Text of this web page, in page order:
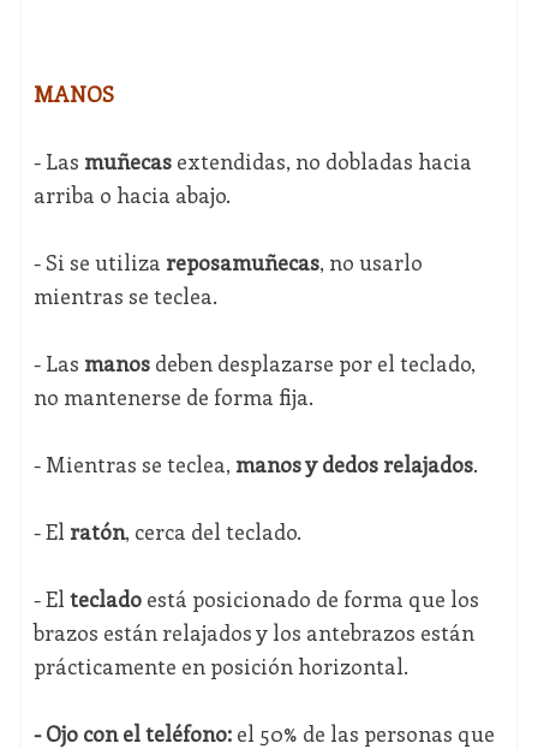
MANOS
- Las muñecasextendidas, no dobladas hacia
arriba o hacia abajo.
- Si se utiliza reposamuñecas, no usarlo
mientras se teclea.
- Las manosdeben desplazarse por el teclado,
no mantenerse de forma fija.
- Mientras se teclea, manos y dedos relajados.
- El ratón, cerca del teclado.
- El tecladoestá posicionado de forma que los
brazos están relajados y los antebrazos están
prácticamente en posición horizontal.
- Ojo con el teléfono:el 50% de las personas que